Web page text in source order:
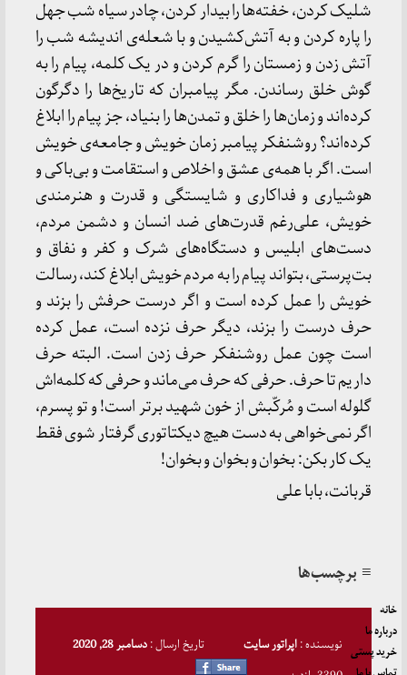
شلیک کردن، خفته‌ها را بیدار کردن، چادر سیاه شب جهل
را پاره کردن و به آتش‌کشیدن و با شعله‌ی اندیشه شب را
آتش ‌زدن و زمستان را گرم ‌کردن و در یک کلمه، پیام را به
گوش خلق رساندن. مگر پیامبران که تاریخ‌ها را دگرگون
کرده‌اند و زمان‌ها را خلق و تمدن‌ها را بنیاد، جز پیام را ابلاغ
کرده‌اند؟ روشنفکر پیامبر زمان خویش و جامعه‌ی خویش
است. اگر با همه‌ی عشق و اخلاص و استقامت و بی‌باکی و
هوشیاری و فداکاری و شایستگی و قدرت و هنرمندی
خویش، علی‌رغم قدرت‌های ضد انسان و دشمن مردم،
دست‌های ابلیس و دستگاه‌های شرک و کفر و نفاق و
بت‌پرستی، بتواند پیام را به مردم خویش ابلاغ کند، رسالت
خویش را عمل کرده است و اگر درست حرفش را بزند و
حرف درست را بزند، دیگر حرف نزده است، عمل کرده
است چون عمل روشنفکر حرف زدن است. البته حرف
داریم تا حرف. حرفی که حرف می‌ماند و حرفی که کلمه‌اش
گلوله است و مُرکّبش از خون شهید برتر است! و تو پسرم،
اگر نمی‌خواهی به دست هیچ دیکتاتوری گرفتار شوی فقط
یک کار بکن: بخوان و بخوان و بخوان!
قربانت، بابا علی
≡ برچسب‌ها
نویسنده :اپراتور سایت تاریخ ارسال :دسامبر 28, 2020
خانه
درباره ما
خرید پستی